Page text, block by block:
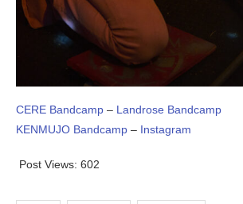
CERE Bandcamp – Landrose Bandcamp
KENMUJO Bandcamp – Instagram
Post Views: 602